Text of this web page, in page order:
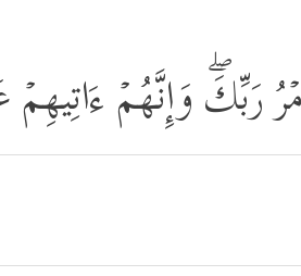
رَبِّكَۖ وَإِنَّهُمۡ